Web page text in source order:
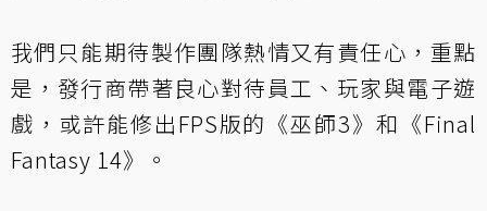
我們只能期待製作團隊熱情又有責任心，重點
是，發行商帶著良心對待員工、玩家與電子遊
戲，或許能修出FPS版的《巫師3》和《Final
Fantasy 14》。